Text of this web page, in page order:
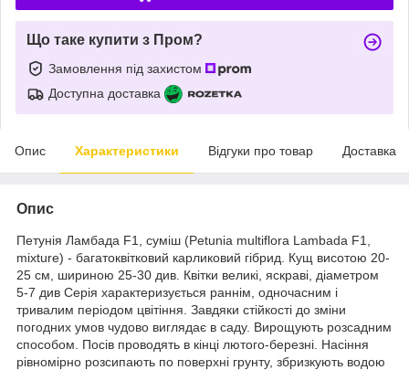
Що таке купити з Пром?
Замовлення під захистом
Доступна доставка
Опис Характеристики Відгуки про товар Доставка
Опис
Петунія Ламбада F1, суміш (Petunia multiflora Lambada F1,
mixture) - багатоквітковий карликовий гібрид. Кущ висотою 20-
25 см, шириною 25-30 див. Квітки великі, яскраві, діаметром
5-7 див Серія характеризується раннім, одночасним і
тривалим періодом цвітіння. Завдяки стійкості до зміни
погодних умов чудово виглядає в саду. Вирощують розсадним
способом. Посів проводять в кінці лютого-березні. Насіння
рівномірно розсипають по поверхні грунту, збризкують водою